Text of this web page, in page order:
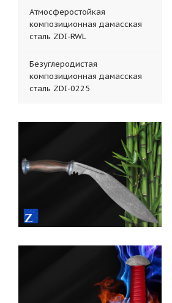
Атмосферостойкая
композиционная дамасская
сталь ZDI-RWL
Безуглеродистая
композиционная дамасская
сталь ZDI-0225